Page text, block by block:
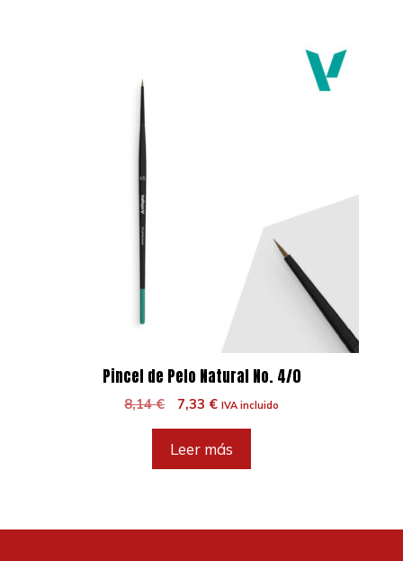
Pincel de Pelo Natural No. 4/0
8,14€
El
original
era:
7,33 €El
actual
es:
IVA incluido
Leer más